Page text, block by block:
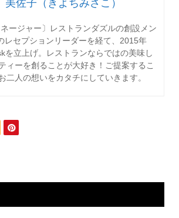
佐子（きよちみさこ）
ネージャー〕レストランダズルの創設メン
レセプションリーダーを経て、2015年
を立上げ。レストランならではの美味し
ィーを創ることが大好き！ご提案するこ
二人の想いをカタチにしていきます。